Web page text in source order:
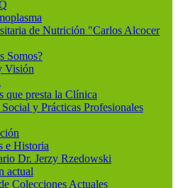
de Nutrición "Carlos Alcocer
Somos?
Visión
que presta la Clínica
y Prácticas Profesionales
e Historia
Dr. Jerzy Rzedowski
actual
Colecciones Actuales